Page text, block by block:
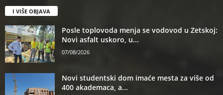
I VIŠE OBJAVA
Posle toplovoda menja se vodovod u Zetskoj:
Novi asfalt uskoro, u...
07/08/2026
Novi studentski dom imaće mesta za više od
400 akademaca, a...